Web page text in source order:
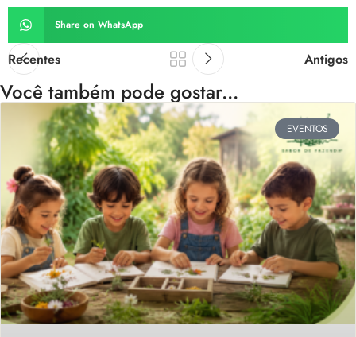
Share on WhatsApp
Recentes Antigos
Você também pode gostar...
EVENTOS